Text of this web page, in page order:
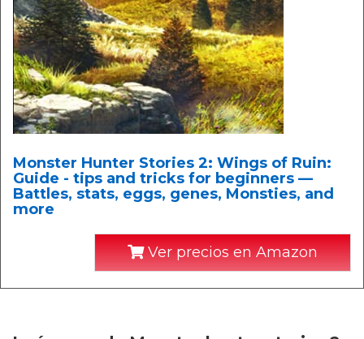
Monster Hunter Stories 2: Wings of Ruin:
Guide - tips and tricks for beginners —
Battles, stats, eggs, genes, Monsties, and
more
Ver precios en Amazon